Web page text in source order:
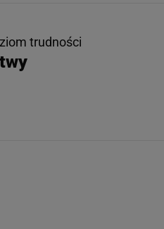
trudności